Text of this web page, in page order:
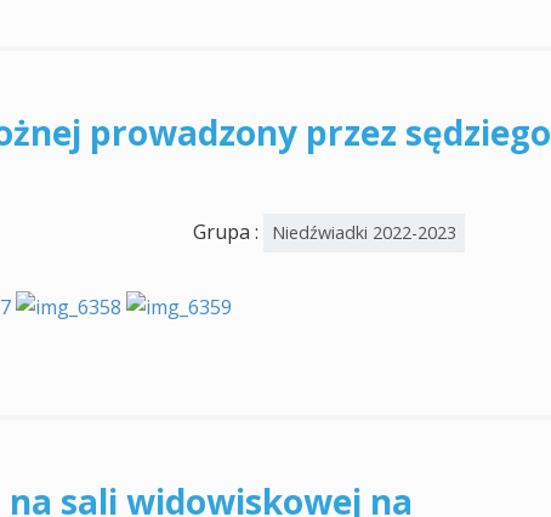
prowadzony przez sędziego
Grupa : Niedźwiadki 2022-2023
sali widowiskowej na